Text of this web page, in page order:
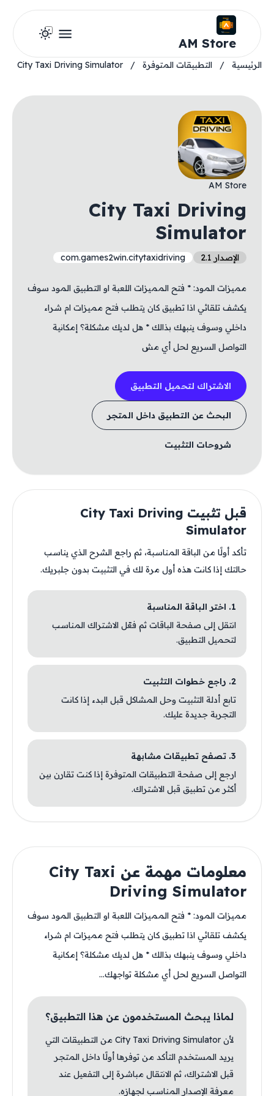
AM Store
الرئيسية / التطبيقات المتوفرة /
City Taxi Driving Simulator
AM Store
City Taxi Driving
Simulator
الإصدار 2.1 com.games2win.citytaxidriving
مميزات المود: * فتح المميزات اللعبة او التطبيق المود سوف
يكشف تلقائي اذا تطبيق كان يتطلب فتح مميزات ام شراء
داخلي وسوف ينبهك بذالك * هل لديك مشكلة؟ إمكانية
التواصل السريع لحل أي مش
الاشتراك لتحميل التطبيق
البحث عن التطبيق داخل المتجر
شروحات التثبيت
قبل تثبيت City Taxi Driving
Simulator
تأكد أولًا من الباقة المناسبة، ثم راجع الشرح الذي يناسب
حالتك إذا كانت هذه أول مرة لك في التثبيت بدون جلبريك.
1. اختر الباقة المناسبة
انتقل إلى صفحة الباقات ثم فعّل الاشتراك المناسب
لتحميل التطبيق.
2. راجع خطوات التثبيت
تابع أدلة التثبيت وحل المشاكل قبل البدء إذا كانت
التجربة جديدة عليك.
3. تصفح تطبيقات مشابهة
ارجع إلى صفحة التطبيقات المتوفرة إذا كنت تقارن بين
أكثر من تطبيق قبل الاشتراك.
معلومات مهمة عن City Taxi
Driving Simulator
مميزات المود: * فتح المميزات اللعبة او التطبيق المود سوف
يكشف تلقائي اذا تطبيق كان يتطلب فتح مميزات ام شراء
داخلي وسوف ينبهك بذالك * هل لديك مشكلة؟ إمكانية
التواصل السريع لحل أي مشكلة تواجهك...
لماذا يبحث المستخدمون عن هذا التطبيق؟
لأن City Taxi Driving Simulator من التطبيقات التي
يريد المستخدم التأكد من توفرها أولًا داخل المتجر
قبل الاشتراك، ثم الانتقال مباشرة إلى التفعيل عند
معرفة الإصدار المناسب لجهازه.